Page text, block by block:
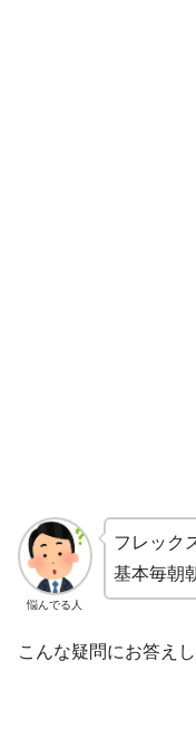
悩んでる人
フレック
基本毎朝
こんな疑問にお答えし